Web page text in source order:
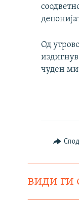
Од
чуден
види ги